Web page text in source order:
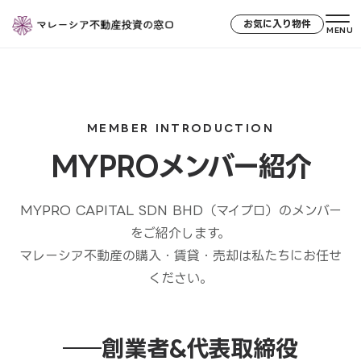
お気に入り物件
MENU
MEMBER INTRODUCTION
MYPROメンバー紹介
MYPRO CAPITAL SDN BHD（マイプロ）のメンバー
をご紹介します。
マレーシア不動産の購入・賃貸・売却は私たちにお任せ
ください。
創業者&代表取締役